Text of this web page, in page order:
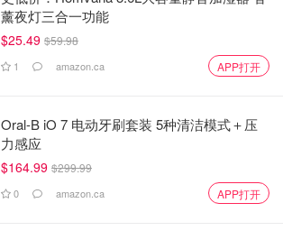
薰夜灯三合一功能
$25.49 $59.98
1 amazon.ca APP打开
Oral-B iO 7 电动牙刷套装 5种清洁模式＋压
力感应
$164.99 $299.99
0 amazon.ca APP打开